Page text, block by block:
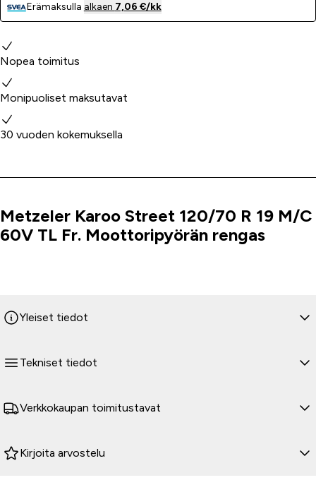
Erämaksulla alkaen 7,06 €/kk
Miksi valita meidät?
Nopea toimitus
Monipuoliset maksutavat
30 vuoden kokemuksella
Tuoteinfo
Metzeler Karoo Street 120/70 R 19 M/C
60V TL Fr. Moottoripyörän rengas
Yleiset tiedot
Tekniset tiedot
Verkkokaupan toimitustavat
Kirjoita arvostelu